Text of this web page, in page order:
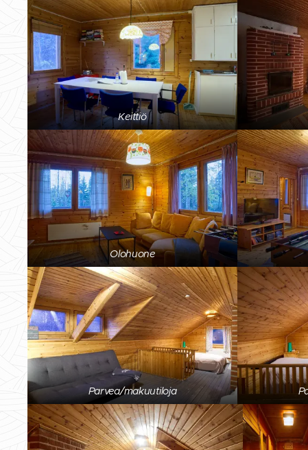
Keittiö
Olohuone
Parvea/makuutiloja